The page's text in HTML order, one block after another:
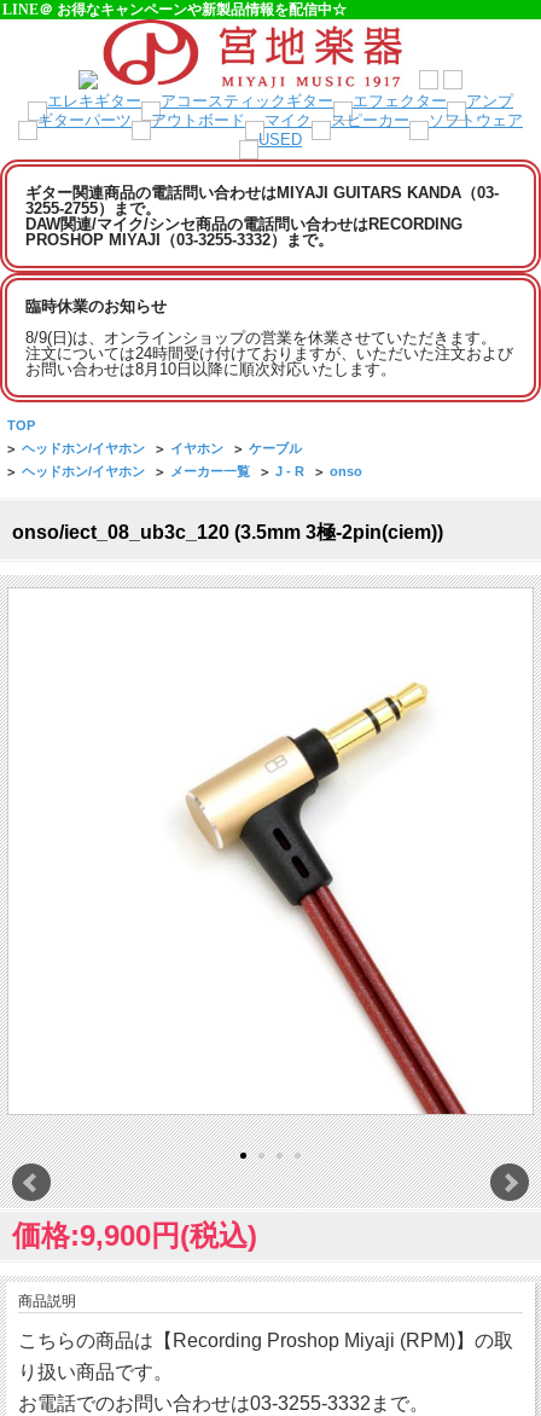
LINE＠ お得なキャンペーンや新製品情報を配信中☆
ギター関連商品の電話問い合わせはMIYAJI GUITARS KANDA（03-
3255-2755）まで。
DAW関連/マイク/シンセ商品の電話問い合わせはRECORDING
PROSHOP MIYAJI（03-3255-3332）まで。
臨時休業のお知らせ
8/9(日)は、オンラインショップの営業を休業させていただきます。
注文については24時間受け付けておりますが、いただいた注文および
お問い合わせは8月10日以降に順次対応いたします。
TOP
> ヘッドホン/イヤホン > イヤホン > ケーブル
> ヘッドホン/イヤホン > メーカー一覧 > J - R > onso
onso/iect_08_ub3c_120 (3.5mm 3極-2pin(ciem))
価格:9,900円(税込)
商品説明
こちらの商品は【Recording Proshop Miyaji (RPM)】の取
り扱い商品です。
お電話でのお問い合わせは03-3255-3332まで。